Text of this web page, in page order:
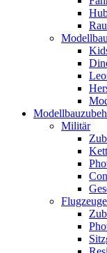
Militär
Flugzeuge